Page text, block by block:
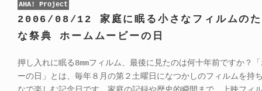
AHA! Project
2006/08/12 家庭に眠る小さなフィルムのた
な祭典 ホームムービーの日
押し入れに眠る8mmフィルム、最後に見たのは何十年前ですか？
ーの日」とは、毎年８月の第２土曜日になつかしのフィルムを持